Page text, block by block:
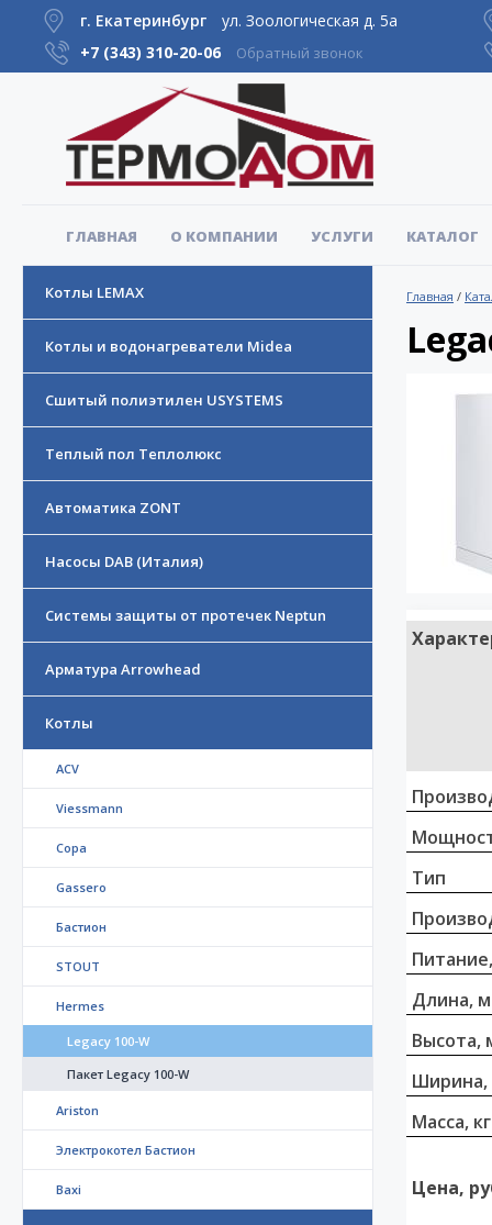
г. Екатеринбург
ул. Зоологическая д. 5а
+7 (343) 310-20-06 Обратный звонок
ГЛАВНАЯ О КОМПАНИИ УСЛУГИ КАТАЛОГ
Котлы LEMAX
Котлы и водонагреватели Midea
Сшитый полиэтилен USYSTEMS
Теплый пол Теплолюкс
Автоматика ZONT
Насосы DAB (Италия)
Системы защиты от протечек Neptun
Арматура Arrowhead
Котлы
ACV
Viessmann
Copa
Gassero
Бастион
STOUT
Hermes
Legacy 100-W
Пакет Legacy 100-W
Ariston
Электрокотел Бастион
Baxi
Главная /
Тип
Длина,
Высота,
Масса, кг
Цена,